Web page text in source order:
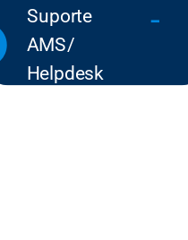
Suporte
AMS/
Helpdesk